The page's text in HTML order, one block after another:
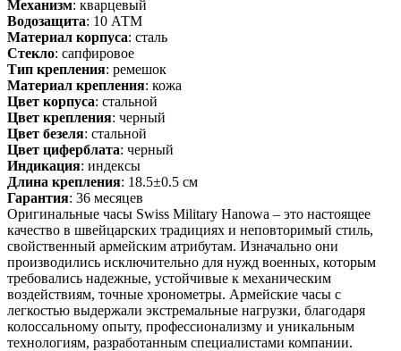
Механизм: кварцевый
Водозащита: 10 АТМ
Материал корпуса: сталь
Стекло: сапфировое
Тип крепления: ремешок
Материал крепления: кожа
Цвет корпуса: стальной
Цвет крепления: черный
Цвет безеля: стальной
Цвет циферблата: черный
Индикация: индексы
Длина крепления: 18.5±0.5 см
Гарантия: 36 месяцев
Оригинальные часы Swiss Military Hanowa – это настоящее
качество в швейцарских традициях и неповторимый стиль,
свойственный армейским атрибутам. Изначально они
производились исключительно для нужд военных, которым
требовались надежные, устойчивые к механическим
воздействиям, точные хронометры. Армейские часы с
легкостью выдержали экстремальные нагрузки, благодаря
колоссальному опыту, профессионализму и уникальным
технологиям, разработанным специалистами компании.